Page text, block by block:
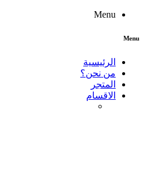
Menu
Menu
الرئيسية
من نحن؟
المتجر
الاقسام